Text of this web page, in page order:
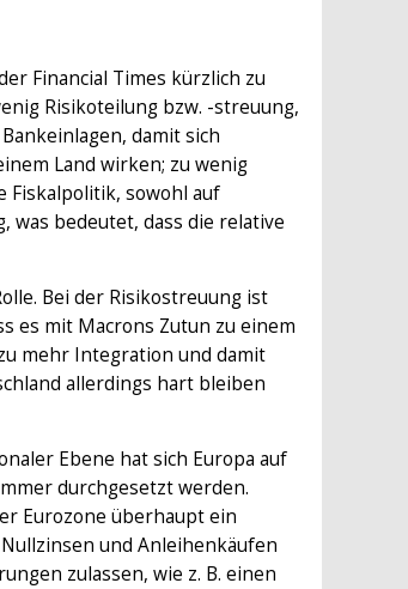
Financial Times kürzlich zu
Risikoteilung bzw. -streuung,
damit sich
Land wirken; zu wenig
Fiskalpolitik, sowohl auf
was bedeutet, dass die relative
Bei der Risikostreuung ist
es mit Macrons Zutun zu einem
mehr Integration und damit
allerdings hart bleiben
Ebene hat sich Europa auf
durchgesetzt werden.
Eurozone überhaupt ein
und Anleihenkäufen
zulassen, wie z. B. einen